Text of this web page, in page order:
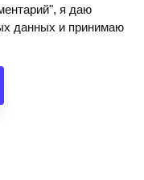
я даю
данных и принимаю